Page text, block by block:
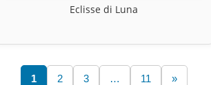
Eclisse di Luna
1 2 3 … 11 »